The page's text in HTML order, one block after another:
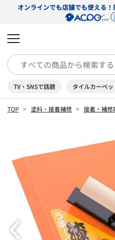
オンラインでも店舗でも使える！
TV・SNSで話題 タイルカーペッ
TOP 塗料・接着補修 接着・補修